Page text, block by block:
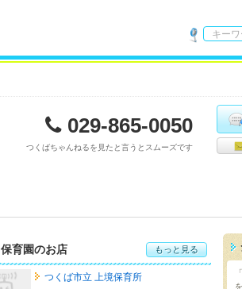
内
索
029-865-0050
つくばちゃんねるを見たと言うとスムーズです
保育園のお店 もっと見る
つくば市立 上境保育所